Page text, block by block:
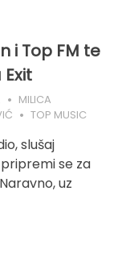
i Top FM te
MILICA
TOP MUSIC
slušaj
se za
uz